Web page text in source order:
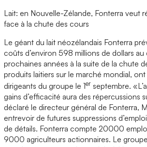
Lait: en Nouvelle-Zélande, Fonterra veut
face à la chute des cours
Le géant du lait néozélandais Fonterra
coûts d’environ 598 millions de dollars
prochaines années à la suite de la chute
produits laitiers sur le marché mondial,
dirigeants du groupe le 1er septembre.
gains d’efficacité aura des répercussions
déclaré le directeur général de Fonterra,
entrevoir de futures suppressions
de détails. Fonterra compte 20000
9000 agriculteurs actionnaires. Le groupe